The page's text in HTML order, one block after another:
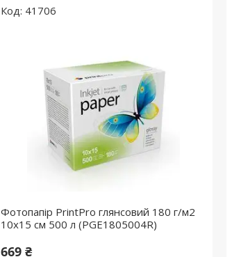
41706
Фотопапір PrintPro глянсовий 180 г/м2
10x15 см 500 л (PGE1805004R)
669 ₴